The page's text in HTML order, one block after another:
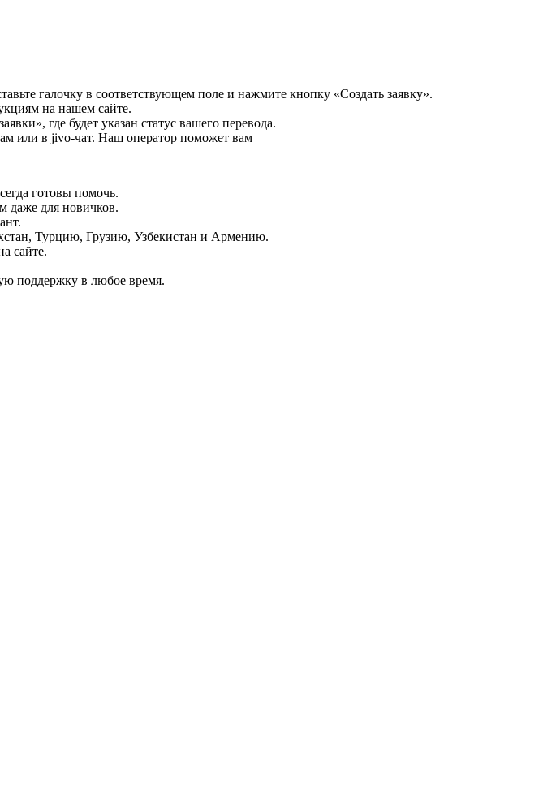
галочку в соответствующем поле и нажмите кнопку «Создать заявку».
на нашем сайте.
где будет указан статус вашего перевода.
или в jivo-чат. Наш оператор поможет вам
готовы помочь.
даже для новичков.
Турцию, Грузию, Узбекистан и Армению.
сайте.
поддержку в любое время.